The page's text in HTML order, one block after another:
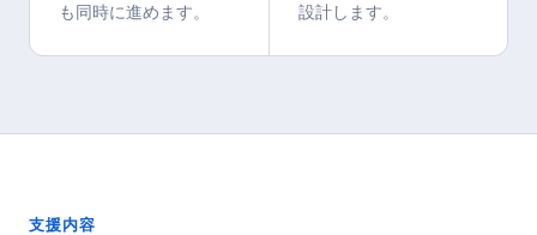
も同時に進めます。
設計します。
支援内容